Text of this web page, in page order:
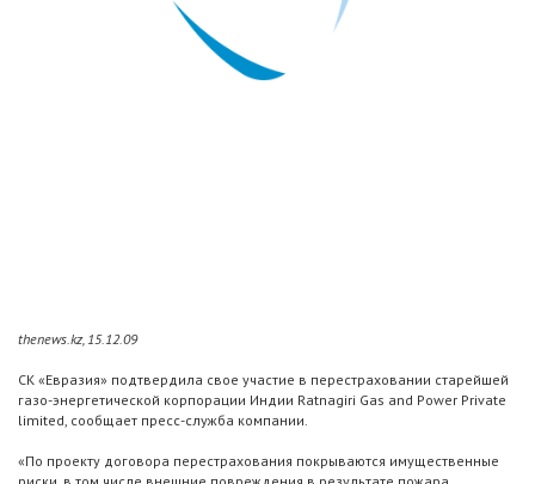
thenews.kz, 15.12.09
СК «Евразия» подтвердила свое участие в перестраховании старейшей
газо-энергетической корпорации Индии Ratnagiri Gas and Power Private
limited, сообщает пресс-служба компании.
«По проекту договора перестрахования покрываются имущественные